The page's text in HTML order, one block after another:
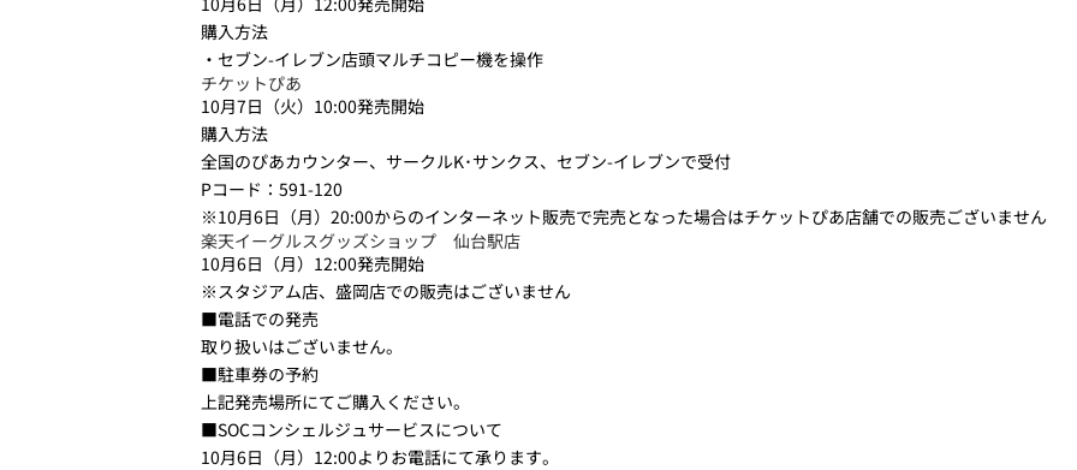
購入方法
・セブン-イレブン店頭マルチコピー機を操作
チケットぴあ
10月7日（火）10:00発売開始
購入方法
全国のぴあカウンター、サークルK･サンクス、セブン-イレブンで受付
Pコード：591-120
※10月6日（月）20:00からのインターネット販売で完売となった場合はチケットぴあ店舗での販売ございません
楽天イーグルスグッズショップ 仙台駅店
10月6日（月）12:00発売開始
※スタジアム店、盛岡店での販売はございません
■電話での発売
取り扱いはございません。
■駐車券の予約
上記発売場所にてご購入ください。
■SOCコンシェルジュサービスについて
10月6日（月）12:00よりお電話にて承ります。